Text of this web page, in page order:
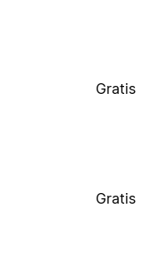
Gratis
Gratis